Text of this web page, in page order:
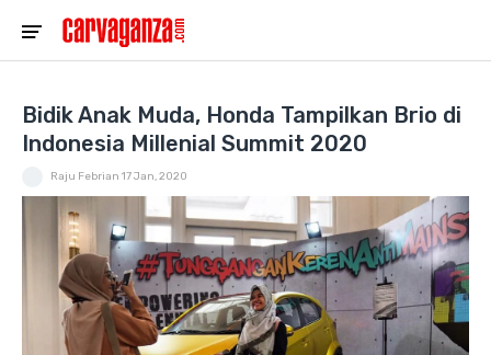
Bidik Anak Muda, Honda Tampilkan Brio di
Indonesia Millenial Summit 2020
Raju Febrian 17 Jan, 2020